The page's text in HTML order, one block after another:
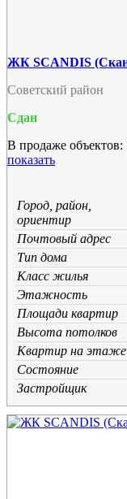
ЖК SCANDIS
Советский район
Сдан
В продаже объектов:
показать
Город, район,
ориентир
Почтовый адрес
Тип дома
Класс жилья
Этажность
Площади квартир
Высота потолков
Квартир на этаже
Состояние
Застройщик